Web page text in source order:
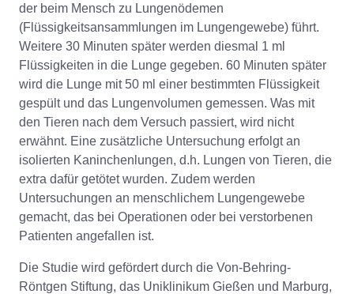
der beim Mensch zu Lungenödemen
(Flüssigkeitsansammlungen im Lungengewebe) führt.
Weitere 30 Minuten später werden diesmal 1 ml
Flüssigkeiten in die Lunge gegeben. 60 Minuten später
wird die Lunge mit 50 ml einer bestimmten Flüssigkeit
gespült und das Lungenvolumen gemessen. Was mit
den Tieren nach dem Versuch passiert, wird nicht
erwähnt. Eine zusätzliche Untersuchung erfolgt an
isolierten Kaninchenlungen, d.h. Lungen von Tieren, die
extra dafür getötet wurden. Zudem werden
Untersuchungen an menschlichem Lungengewebe
gemacht, das bei Operationen oder bei verstorbenen
Patienten angefallen ist.
Die Studie wird gefördert durch die Von-Behring-
Röntgen Stiftung, das Uniklinikum Gießen und Marburg,